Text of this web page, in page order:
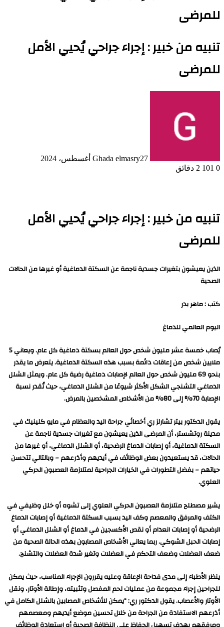
للمرضى
تنبيه من خبير : إجراء جراحي يُحيي الأمل
للمرضى
Ghada elmasry27 أغسطس، 2024
0
2 دقائق
تنبيه من خبير : إجراء جراحي يُحيي الأمل
للمرضى
الذين يعيشون بتغيرات جسدية ناجمة عن السكتة الدماغية أو غيرها من الحالات
الصحية
كتب : ماهر بدر
اليوم العالمي للدماغ
يُصاب خمسة عشر مليون شخص حول العالم بسكتة دماغية كل عام. ويعاني 5
ملايين شخص من إعاقات دائمة بسبب هذه السكتة الدماغية. يتعرض ما يقدر
بنحو 69 مليون شخص حول العالم لإصابات دماغية رضية كل عام. ويمثل الشلل
الدماغي التشنجي الشكل الأكثر شيوعًا من الشلل الدماغي، حيث تُقدر نسبة
الإصابة 70% إلى 80% من الأشخاص المشخصين بالمرض.
يقول الدكتور بيتر تشارلز ري أخصائي جراحة اليد والعظام في مايو كلينيك في
مدينة روتشستر، أن المرضى الذين يعيشون مع تغيرات جسدية ناجمة عن
السكتة الدماغية، أو إصابات الدماغ الرضحية، أو الشلل الدماغي، أو غيرها من
الحالات، قد يستعيدون بعض الوظائف في أيديهم وأذرعهم – وبالتالي تتحسن
حياتهم – بفضل التطورات في الخيارات الجراحية لمتلازمة العصبون الحركي
العلوي.
يشير مصطلح متلازمة العصبون الحركي العلوي إلى تشوه أو خلل وظيفي في
الكتف والمرفق والمعصم وكف اليد بسبب السكتة الدماغية أو إصابات الدماغ
الرضحية أو إصابات انعدام أو نقص الأكسجين في الدماغ أو الشلل الدماغي أو
إصابات الحبل الشوكي. ربما يعاني الأشخاص المصابون بهذه الحالة الصحية من
ضعف العضلات وضعف التحكم في العضلات وتغير شدة العضلات والتشنج.
ينظر الأطباء إلى مدى فداحة الإعاقة وعليه يقررون الإجراء المناسب، حيث يمكن
للجراحين إجراء مجموعة من عمليات لحم المفصل وتثبيته، وإطالة الأوتار، ونقل
الأوتار والأعصاب. يقول الدكتور ري: “يمكن للأشخاص المصابين بالشلل الكامل في
أذرعهم الاستفادة من الجراحة من خلال تحسين موضع أيديهم ومعصمهم